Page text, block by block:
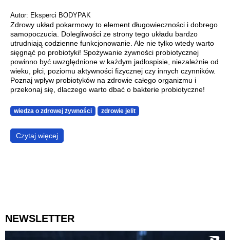
Autor: Eksperci BODYPAK
Zdrowy układ pokarmowy to element długowieczności i dobrego
samopoczucia. Dolegliwości ze strony tego układu bardzo
utrudniają codzienne funkcjonowanie. Ale nie tylko wtedy warto
sięgnąć po probiotyki! Spożywanie żywności probiotycznej
powinno być uwzględnione w każdym jadłospisie, niezależnie od
wieku, płci, poziomu aktywności fizycznej czy innych czynników.
Poznaj wpływ probiotyków na zdrowie całego organizmu i
przekonaj się, dlaczego warto dbać o bakterie probiotyczne!
wiedza o zdrowej żywności zdrowie jelit
Czytaj więcej
NEWSLETTER